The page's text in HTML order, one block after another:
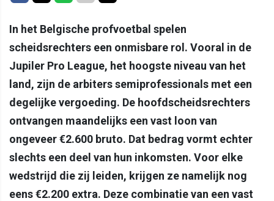
In het Belgische profvoetbal spelen
scheidsrechters een onmisbare rol. Vooral in de
Jupiler Pro League, het hoogste niveau van het
land, zijn de arbiters semiprofessionals met een
degelijke vergoeding. De hoofdscheidsrechters
ontvangen maandelijks een vast loon van
ongeveer €2.600 bruto. Dat bedrag vormt echter
slechts een deel van hun inkomsten. Voor elke
wedstrijd die zij leiden, krijgen ze namelijk nog
eens €2.200 extra. Deze combinatie van een vast